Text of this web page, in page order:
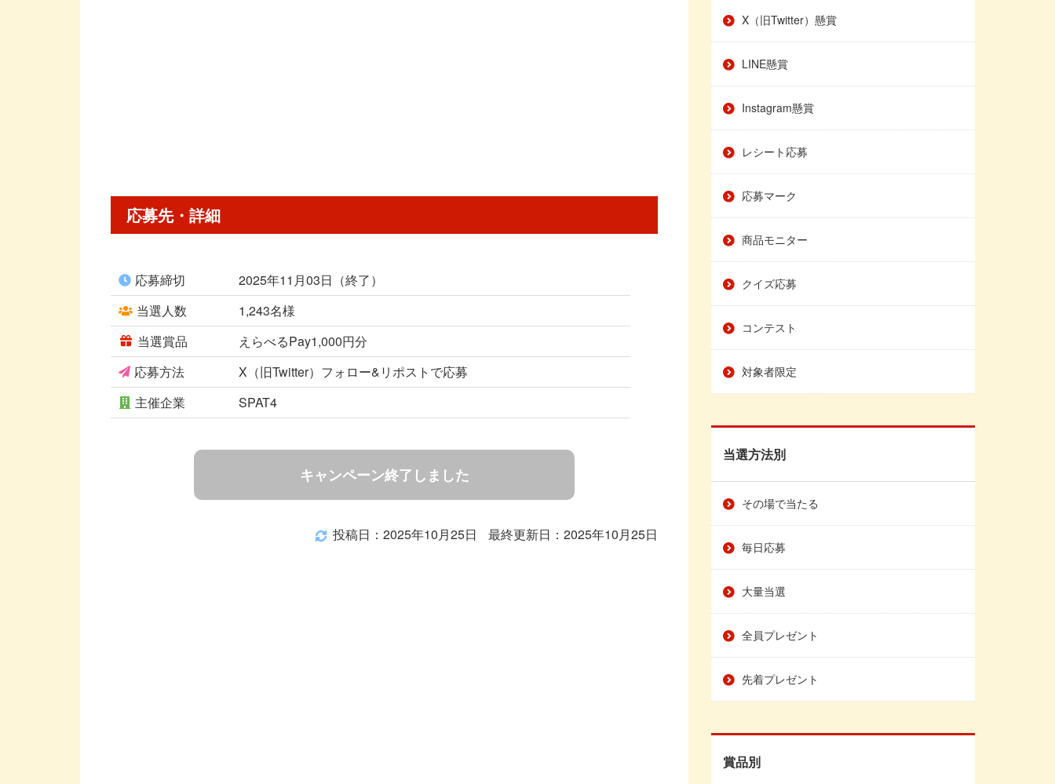
応募先・詳細
応募締切
2025年11月03日（終了）
当選人数
1,243名様
当選賞品
えらべるPay1,000円分
応募方法
X（旧Twitter）フォロー&リポストで応募
主催企業
SPAT4
キャンペーン終了しました
投稿日：2025年10月25日 最終更新日：2025年10月25日
X（旧Twitter）懸賞
LINE懸賞
Instagram懸賞
レシート応募
応募マーク
商品モニター
クイズ応募
コンテスト
対象者限定
当選方法別
その場で当たる
毎日応募
大量当選
全員プレゼント
先着プレゼント
賞品別